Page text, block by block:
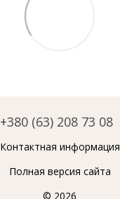
+380 (63) 208 73 08
Контактная информация
Полная версия сайта
© 2026